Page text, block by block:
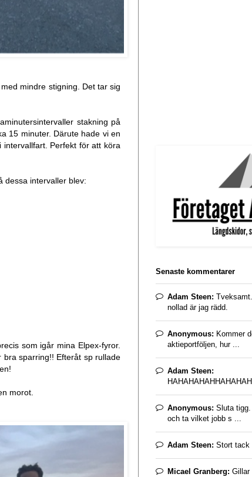
mindre stigning. Det tar sig
stakning på
15 minuter. Därute hade vi en
Perfekt för att köra
dessa intervaller blev:
som igår mina Elpex-fyror.
sparring!! Efteråt sp rullade
morot.
Senaste kommentarer
Adam Steen:
nollad är jag rädd.
Anonymous: Kommer
aktieportföljen, hur ...
Adam Steen:
Anonymous: Sluta tigg.
och ta vilket jobb s ...
Adam Steen: Stort tack
Micael Granberg: Gillar